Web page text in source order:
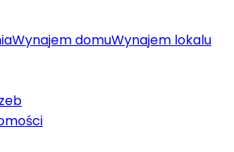
Wynajem domuWynajem lokalu